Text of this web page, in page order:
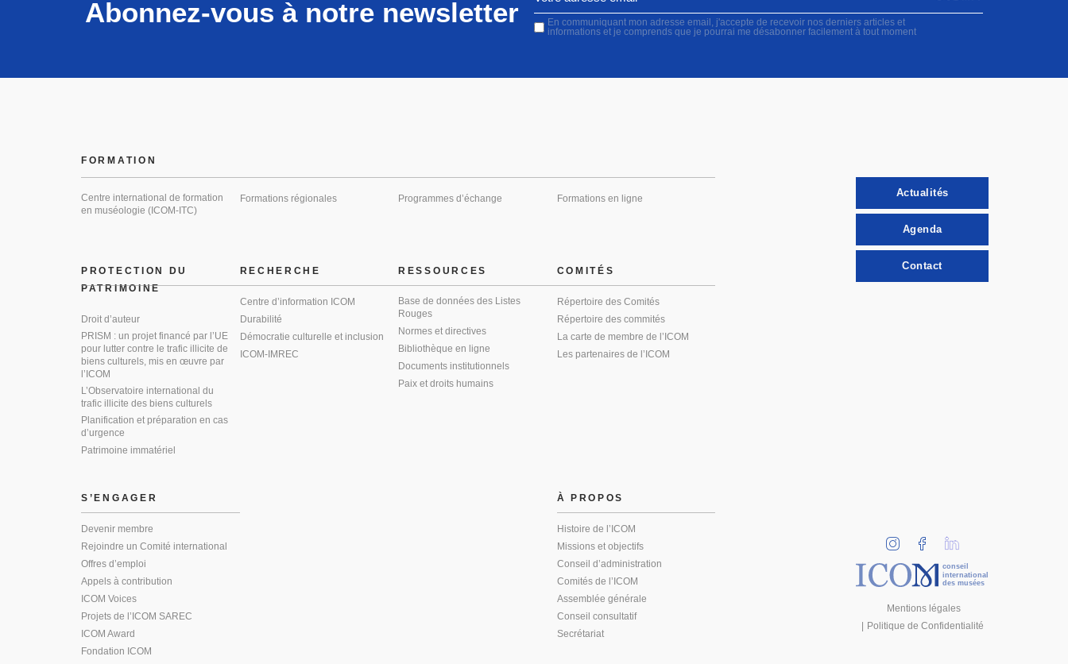
Abonnez-vous à notre newsletter
En communiquant mon adresse email, j'accepte de recevoir nos derniers articles et
informations et je comprends que je pourrai me désabonner facilement à tout moment
PROTECTION DU
PATRIMOINE
Droit d’auteur
PRISM : un projet financé par l’UE
pour lutter contre le trafic illicite de
biens culturels, mis en œuvre par
l’ICOM
L’Observatoire international du
trafic illicite des biens culturels
Planification et préparation en cas
d’urgence
Patrimoine immatériel
FORMATION
Centre international de formation
en muséologie (ICOM-ITC)
Formations régionales Programmes d’échange Formations en ligne
RECHERCHE
Centre d’information ICOM
Durabilité
Démocratie culturelle et inclusion
ICOM-IMREC
RESSOURCES
Base de données des Listes
Rouges
Normes et directives
Bibliothèque en ligne
Documents institutionnels
Paix et droits humains
COMITÉS
Répertoire des Comités
Répertoire des commités
La carte de membre de l’ICOM
Les partenaires de l’ICOM
S’ENGAGER
Devenir membre
Rejoindre un Comité international
Offres d’emploi
Appels à contribution
ICOM Voices
Projets de l’ICOM SAREC
ICOM Award
Fondation ICOM
À PROPOS
Histoire de l’ICOM
Missions et objectifs
Conseil d’administration
Comités de l’ICOM
Assemblée générale
Conseil consultatif
Secrétariat
Actualités
Agenda
Contact
conseil
international
des musées
Mentions légales
Politique de Confidentialité